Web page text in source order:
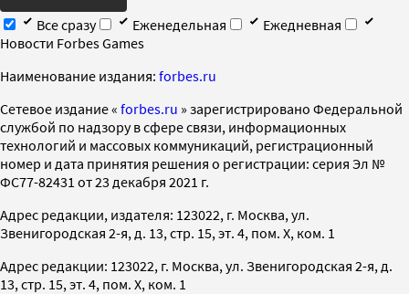
Все сразу
Еженедельная
Ежедневная
Новости Forbes Games
Наименование издания: forbes.ru
Cетевое издание « forbes.ru » зарегистрировано Федеральной
службой по надзору в сфере связи, информационных
технологий и массовых коммуникаций, регистрационный
номер и дата принятия решения о регистрации: серия Эл №
ФС77-82431 от 23 декабря 2021 г.
Адрес редакции, издателя: 123022, г. Москва, ул.
Звенигородская 2-я, д. 13, стр. 15, эт. 4, пом. X, ком. 1
Адрес редакции: 123022, г. Москва, ул. Звенигородская 2-я, д.
13, стр. 15, эт. 4, пом. X, ком. 1